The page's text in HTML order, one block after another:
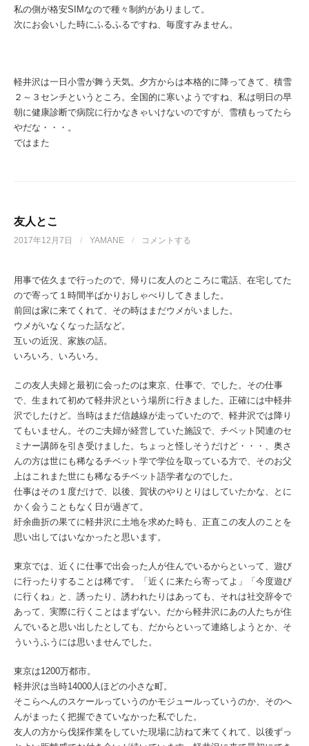
私の側が格安SIMなので種々制約がありまして。
次にお会いした時にふるふるですね、毎度すみません。
軽井沢は一日小雪が舞う天気。夕方からは本格的に降ってきて、積雪
２～３センチというところ。全国的に寒いようですね、私は明日の早
朝に健康診断で病院に行かなきゃいけないのですが、雪積もってたら
やだな・・・。
ではまた
友人とこ
2017年12月7日 / YAMANE / コメントする
用事で佐久まで行ったので、帰りに友人のところに電話、在宅してた
ので寄って１時間半ばかりおしゃべりしてきました。
前回は家に来てくれて、その時はまだウメがいました。
ウメがいなくなった話など。
互いの近況、家族の話。
いろいろ、いろいろ。
この友人夫婦と最初に会ったのは東京、仕事で、でした。その仕事
で、生まれて初めて軽井沢という場所に行きました。正確には中軽井
沢でしたけど。当時はまだ信越線が走っていたので、軽井沢では降り
てもいません。そのご夫婦が経営していた施設で、チベット関連のセ
ミナー講師を引き受けました。ちょっと怪しそうだけど・・・、奥さ
んの方は世にも稀なるチベット学で学位を取っている方で、そのお父
上はこれまた世にも稀なるチベット語学者なのでした。
仕事はその１度だけで、以後、賀状のやりとりはしていたかな、とに
かく会うこともなく日が過ぎて。
紆余曲折の果てに軽井沢に土地を求めた時も、正直この友人のことを
思い出してはいなかったと思います。
東京では、近くに仕事で出会った人が住んでいるからといって、遊び
に行ったりすることは稀です。「近くに来たら寄ってよ」「今度遊び
に行くね」と、誘ったり、誘われたりはあっても、それは社交辞令で
あって、実際に行くことはまずない。だから軽井沢にあの人たちが住
んでいると思い出したとしても、だからといって連絡しようとか、そ
ういうふうには思いませんでした。
東京は1200万都市。
軽井沢は当時14000人ほどの小さな町。
そこらへんのスケールっていうのかモジュールっていうのか、そのへ
んがまったく把握できていなかった私でした。
友人の方から伐採作業をしていた現場に訪ねて来てくれて、以後ずっ